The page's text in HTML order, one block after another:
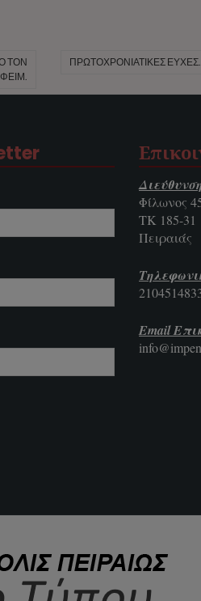
ΤΟΝ
ΠΡΩΤΟΧΡΟΝΙΆΤΙΚΕΣ
Φίλωνος
ΤΚ 185-31
Πειραιάς
Email